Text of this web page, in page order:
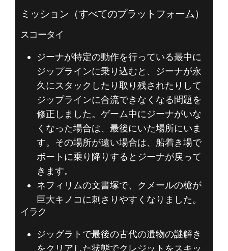
ミッション（すべてのプラットフォーム）
スコータイ
ジーナが特定の動作を行っている最中に
ジップラインに乗り込むと、ジーナが永
久にスタックしたり取り残されたりして
ジップラインに合流できなくなる問題を
修正しました。ゲーム中にジーナがいな
くなった場合は、最後にいた場所にいま
す。その場所が遠い場合は、船着き場で
ボートに乗り降りするとジーナが戻って
きます。
ネフィリムの文書塚で、クメールの槍が
巨大キノコに刺さりやすくなりました。
イラク
ジッグラトで最後の古代の遺物の謎解き
をクリアした状態でクレジットをスキッ